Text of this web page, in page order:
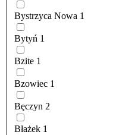
Bystrzyca Nowa 1
Bytyń 1
Bzite 1
Bzowiec 1
Bęczyn 2
Błażek 1